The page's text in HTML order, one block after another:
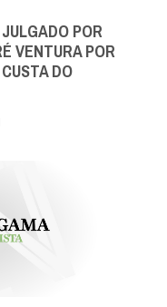
POR
VENTURA POR
DO